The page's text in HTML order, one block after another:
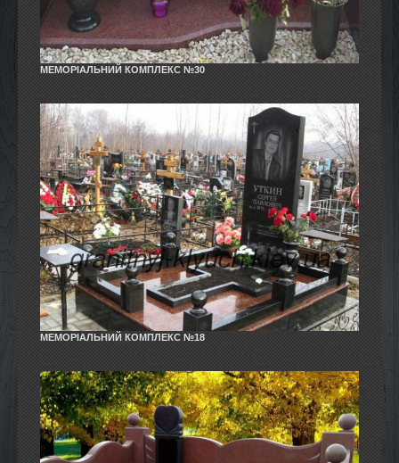
МЕМОРІАЛЬНИЙ КОМПЛЕКС №30
МЕМОРІАЛЬНИЙ КОМПЛЕКС №18